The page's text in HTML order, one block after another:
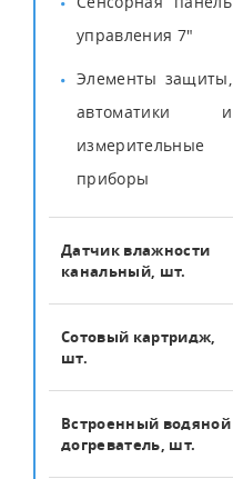
управления 7"
Элементы защиты,
автоматики и
измерительные
приборы
Датчик влажности
канальный, шт.
Сотовый картридж,
шт.
Встроенный водяной
догреватель, шт.